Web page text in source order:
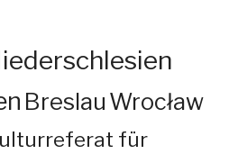
Breslau Wrocław
für